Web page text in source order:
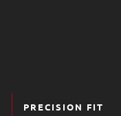
PRECISION FIT